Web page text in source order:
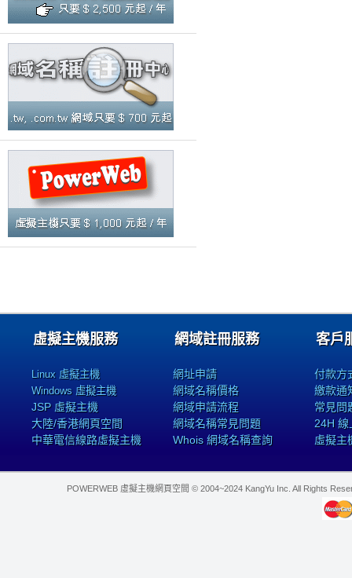
虛擬主機服務
Linux 虛擬主機
Windows 虛擬主機
JSP 虛擬主機
大陸/香港網頁空間
中華電信線路虛擬主機
網域註冊服務
網址申請
網域名稱價格
網域申請流程
網域名稱常見問題
Whois 網域名稱查詢
客戶
付款方
繳款通
常見問
24H 線
虛擬主
POWERWEB 虛擬主機網頁空間 © 2004~2024 KangYu Inc. All Rights